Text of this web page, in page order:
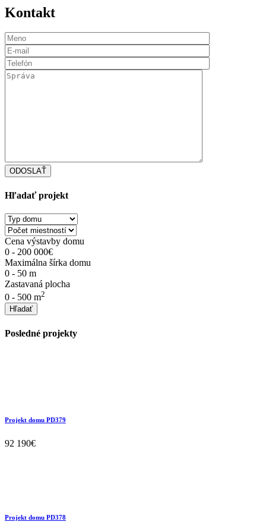
Kontakt
ODOSLAŤ
Hľadať projekt
Cena výstavby domu
0 - 200 000€
Maximálna šírka domu
0 - 50 m
Zastavaná plocha
0 - 500 m2
Hľadať
Posledné projekty
Projekt domu PD379
92 190€
Projekt domu PD378